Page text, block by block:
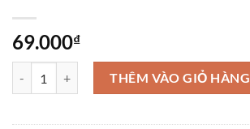
69.000₫
Mũi Khoét 16mm số lượngTHÊM VÀO GIỎ HÀNG